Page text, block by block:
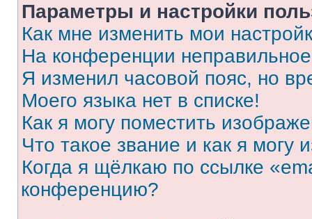
Параметры и настройки
Как мне изменить мои
На конференции
Я изменил часовой пояс, но
Моего языка нет в списке!
Как я могу поместить
Что такое звание и как я могу
Когда я щёлкаю по ссылке
конференцию?